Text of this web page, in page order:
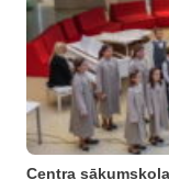
Centra